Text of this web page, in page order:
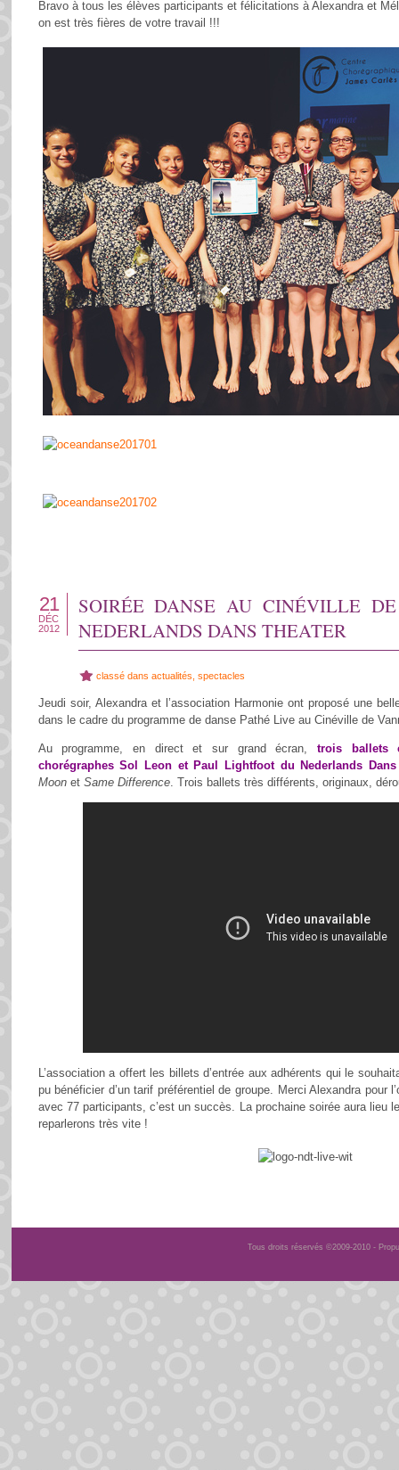
Bravo à tous les élèves participants et félicitations à Alexandra et
on est très fières de votre travail !!!
SOIRÉE DANSE AU CINÉVILLE
NEDERLANDS DANS THEATER
21
DÉC
2012
classé dans actualités spectacles
Jeudi soir, Alexandra et l’association Harmonie ont proposé une
dans le cadre du programme de danse Pathé Live au Cinéville de
Au programme, en direct et sur grand écran,trois ballets
chorégraphes Sol Leon et Paul Lightfoot du Nederlands Dans
Moonet Same Difference. Trois ballets très différents, originaux,
L’association a offert les billets d’entrée aux adhérents qui le
pu bénéficier d’un tarif préférentiel de groupe. Merci Alexandra pour
avec 77 participants, c’est un succès. La prochaine soirée aura lieu
reparlerons très vite !
Tous droits réservés ©2009-2010 -